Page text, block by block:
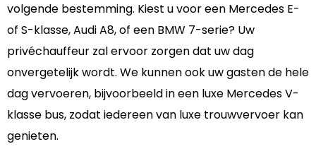
volgende bestemming. Kiest u voor een Mercedes E-
of S-klasse, Audi A8, of een BMW 7-serie? Uw
privéchauffeur zal ervoor zorgen dat uw dag
onvergetelijk wordt. We kunnen ook uw gasten de hele
dag vervoeren, bijvoorbeeld in een luxe Mercedes V-
klasse bus, zodat iedereen van luxe trouwvervoer kan
genieten.